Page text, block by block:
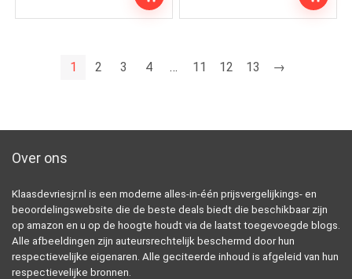
1 2 3 4 … 11 12 13 →
Over ons
Klaasdevriesjr.nl is een moderne alles-in-één prijsvergelijkings- en
beoordelingswebsite die de beste deals biedt die beschikbaar zijn
op amazon en u op de hoogte houdt via de laatst toegevoegde blogs.
Alle afbeeldingen zijn auteursrechtelijk beschermd door hun
respectievelijke eigenaren. Alle geciteerde inhoud is afgeleid van hun
respectievelijke bronnen.